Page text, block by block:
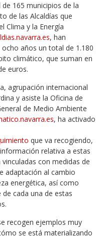
165 municipios de la
de las Alcaldías que
Clima y la Energía
, han
años un total de 1.180
climático, que suman en
euros.
agrupación internacional
y asiste la Oficina de
de Medio Ambiente
, ha activado
que va recogiendo,
relativa a estas
con medidas de
adaptación al cambio
energética, así como
cada una de estas
recogen ejemplos muy
se está materializando